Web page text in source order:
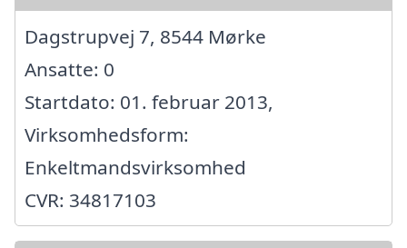
Dagstrupvej 7, 8544 Mørke
Ansatte: 0
Startdato: 01. februar 2013,
Virksomhedsform:
Enkeltmandsvirksomhed
CVR: 34817103